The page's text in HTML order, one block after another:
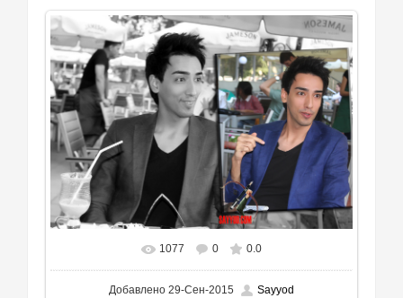
1077 0 0.0
Добавлено 29-Сен-2015 Sayyod